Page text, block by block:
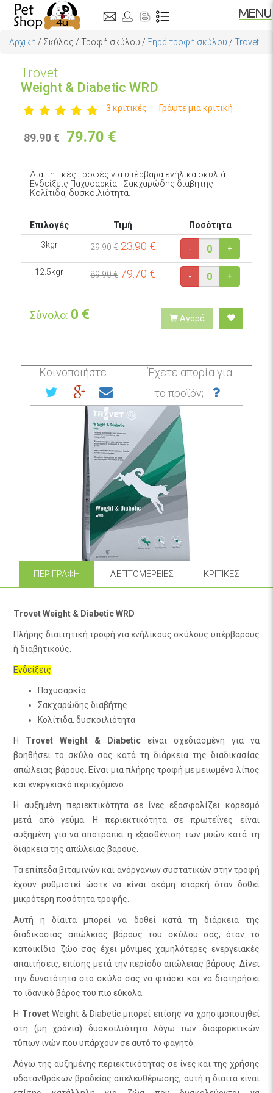
Αρχική / Σκύλος / Τροφή σκύλου / Ξηρά τροφή σκύλου / Trovet
Trovet
Weight & Diabetic WRD
3 κριτικές Γράψτε μια κριτική
89.90 € 79.70 €
Διαιτητικές τροφές για υπέρβαρα ενήλικα σκυλιά.
Ενδείξεις Παχυσαρκία - Σακχαρώδης διαβήτης -
Κολίτιδα, δυσκοιλιότητα.
Επιλογές Τιμή
Ποσότητα
3kgr
29.90 € 23.90 € - +
12.5kgr 89.90 € 79.70 € - +
Σύνολο: 0 € Αγορά
Κοινοποιήστε
Έχετε απορία για
το προϊόν;
ΠΕΡΙΓΡΑΦΉ ΛΕΠΤΟΜΈΡΕΙΕΣ ΚΡΙΤΙΚΈΣ
Trovet Weight & Diabetic WRD
Πλήρης διαιτητική τροφή για ενήλικους σκύλους υπέρβαρους
ή διαβητικούς.
Ενδείξεις:
Παχυσαρκία
Σακχαρώδης διαβήτης
Κολίτιδα, δυσκοιλιότητα
Η Trovet Weight & Diabetic είναι σχεδιασμένη για να
βοηθήσει το σκύλο σας κατά τη διάρκεια της διαδικασίας
απώλειας βάρους. Είναι μια πλήρης τροφή με μειωμένο λίπος
και ενεργειακό περιεχόμενο.
Η αυξημένη περιεκτικότητα σε ίνες εξασφαλίζει κορεσμό
μετά από γεύμα. Η περιεκτικότητα σε πρωτεΐνες είναι
αυξημένη για να αποτραπεί η εξασθένιση των μυών κατά τη
διάρκεια της απώλειας βάρους.
Τα επίπεδα βιταμινών και ανόργανων συστατικών στην τροφή
έχουν ρυθμιστεί ώστε να είναι ακόμη επαρκή όταν δοθεί
μικρότερη ποσότητα τροφής.
Αυτή η δίαιτα μπορεί να δοθεί κατά τη διάρκεια της
διαδικασίας απώλειας βάρους του σκύλου σας, όταν το
κατοικίδιο ζώο σας έχει μόνιμες χαμηλότερες ενεργειακές
απαιτήσεις, επίσης μετά την περίοδο απώλειας βάρους. Δίνει
την δυνατότητα στο σκύλο σας να φτάσει και να διατηρήσει
το ιδανικό βάρος του πιο εύκολα.
Η Trovet Weight & Diabetic μπορεί επίσης να χρησιμοποιηθεί
στη (μη χρόνια) δυσκοιλιότητα λόγω των διαφορετικών
τύπων ινών που υπάρχουν σε αυτό το φαγητό.
Λόγω της αυξημένης περιεκτικότητας σε ίνες και της χρήσης
υδατανθράκων βραδείας απελευθέρωσης, αυτή η δίαιτα είναι